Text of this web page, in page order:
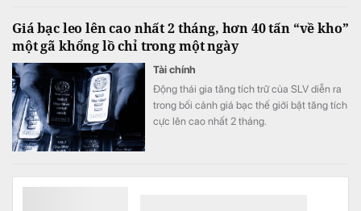
Giá bạc leo lên cao nhất 2 tháng, hơn 40 tấn “về kho”
một gã khổng lồ chỉ trong một ngày
Tài chính
Động thái gia tăng tích trữ của SLV diễn ra
trong bối cảnh giá bạc thế giới bật tăng tích
cực lên cao nhất 2 tháng.
Việt Nam bắt đầu khai thác "mỏ vàng" 4.000 tỷ USD